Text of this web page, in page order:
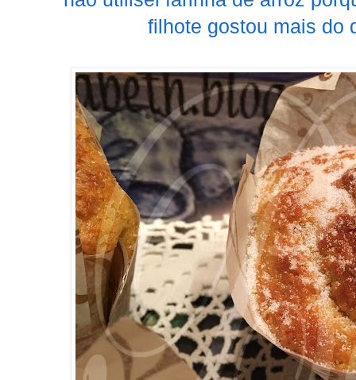
filhote gostou mais do